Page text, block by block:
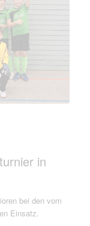
in
bei den vom
Einsatz.